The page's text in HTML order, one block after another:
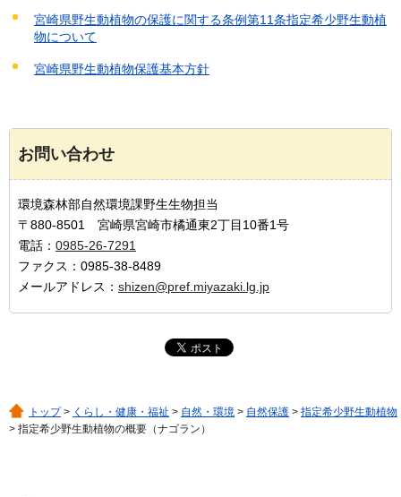
宮崎県野生動植物の保護に関する条例第11条指定希少野生動植
物について
宮崎県野生動植物保護基本方針
お問い合わせ
環境森林部自然環境課野生生物担当
〒880-8501 宮崎県宮崎市橘通東2丁目10番1号
電話： 0985-26-7291
ファクス：0985-38-8489
メールアドレス： shizen@pref.miyazaki.lg.jp
トップ> くらし・健康・福祉 > 自然・環境 > 自然保護 > 指定希少野生動植物
> 指定希少野生動植物の概要（ナゴラン）